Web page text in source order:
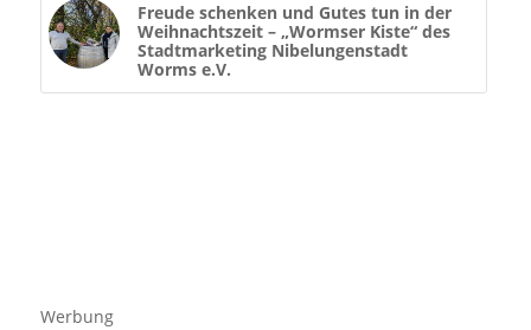
Freude schenken und Gutes tun in der
Weihnachtszeit – „Wormser Kiste“ des
Stadtmarketing Nibelungenstadt
Worms e.V.
Werbung